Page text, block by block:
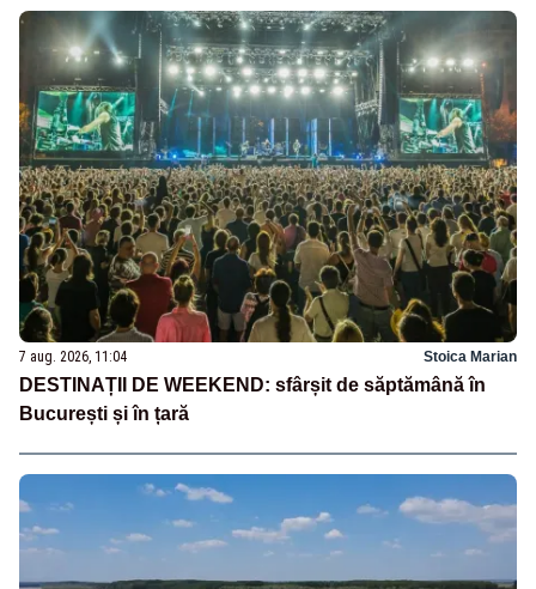
7 aug. 2026, 11:04 Stoica Marian
DESTINAȚII DE WEEKEND: sfârșit de săptămână în
București și în țară